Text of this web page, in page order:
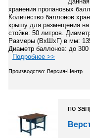
хранения пропановых
Количество баллонов
крышу для размещения
стойке: 50 литров.
Размеры (ВхШхГ) в мм:
Диаметр баллонов: до
Подробнее >>
Производство: Версия-Центр
по